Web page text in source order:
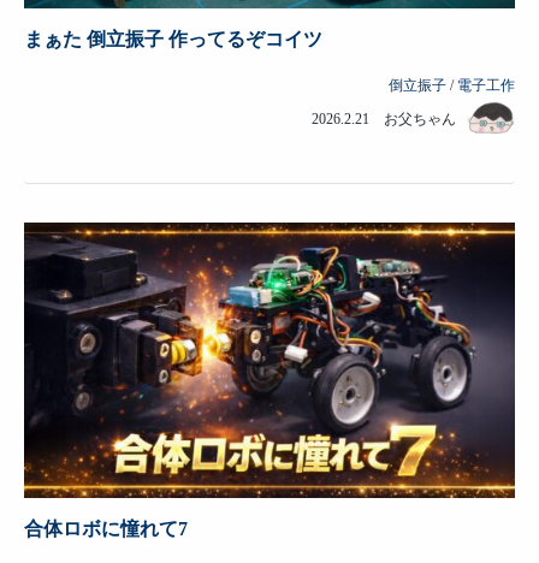
まぁた 倒立振子 作ってるぞコイツ
倒立振子 / 電子工作
2026.2.21 お父ちゃん
合体ロボに憧れて7